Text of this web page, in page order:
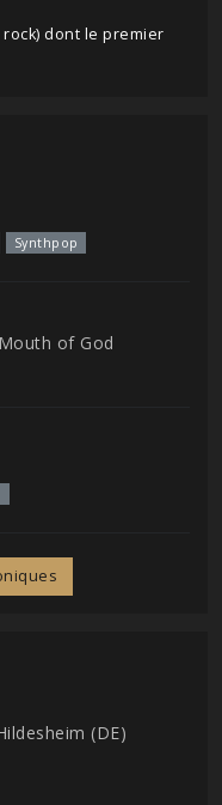
rock) dont le premier
Synthpop
of God
(DE)